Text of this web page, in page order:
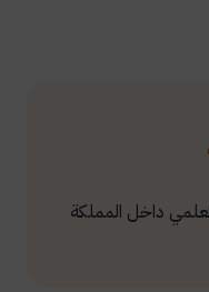
داخل المملكة